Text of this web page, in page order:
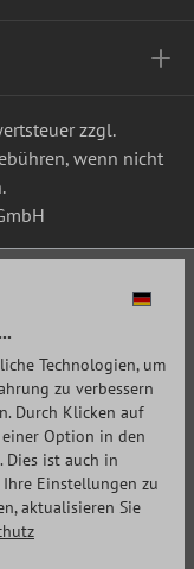
zzgl.
wenn nicht
Technologien, um
zu verbessern
Durch Klicken auf
einer Option in den
Dies ist auch in
Einstellungen zu
aktualisieren Sie